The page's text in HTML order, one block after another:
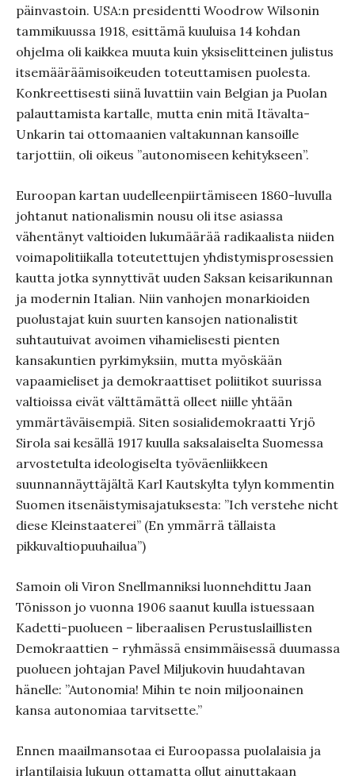
päinvastoin. USA:n presidentti Woodrow Wilsonin
tammikuussa 1918, esittämä kuuluisa 14 kohdan
ohjelma oli kaikkea muuta kuin yksiselitteinen julistus
itsemääräämisoikeuden toteuttamisen puolesta.
Konkreettisesti siinä luvattiin vain Belgian ja Puolan
palauttamista kartalle, mutta enin mitä Itävalta-
Unkarin tai ottomaanien valtakunnan kansoille
tarjottiin, oli oikeus ”autonomiseen kehitykseen”.
Euroopan kartan uudelleenpiirtämiseen 1860-luvulla
johtanut nationalismin nousu oli itse asiassa
vähentänyt valtioiden lukumäärää radikaalista niiden
voimapolitiikalla toteutettujen yhdistymisprosessien
kautta jotka synnyttivät uuden Saksan keisarikunnan
ja modernin Italian. Niin vanhojen monarkioiden
puolustajat kuin suurten kansojen nationalistit
suhtautuivat avoimen vihamielisesti pienten
kansakuntien pyrkimyksiin, mutta myöskään
vapaamieliset ja demokraattiset poliitikot suurissa
valtioissa eivät välttämättä olleet niille yhtään
ymmärtäväisempiä. Siten sosialidemokraatti Yrjö
Sirola sai kesällä 1917 kuulla saksalaiselta Suomessa
arvostetulta ideologiselta työväenliikkeen
suunnannäyttäjältä Karl Kautskylta tylyn kommentin
Suomen itsenäistymisajatuksesta: ”Ich verstehe nicht
diese Kleinstaaterei” (En ymmärrä tällaista
pikkuvaltiopuuhailua”)
Samoin oli Viron Snellmanniksi luonnehdittu Jaan
Tõnisson jo vuonna 1906 saanut kuulla istuessaan
Kadetti-puolueen – liberaalisen Perustuslaillisten
Demokraattien – ryhmässä ensimmäisessä duumassa
puolueen johtajan Pavel Miljukovin huudahtavan
hänelle: ”Autonomia! Mihin te noin miljoonainen
kansa autonomiaa tarvitsette.”
Ennen maailmansotaa ei Euroopassa puolalaisia ja
irlantilaisia lukuun ottamatta ollut ainuttakaan